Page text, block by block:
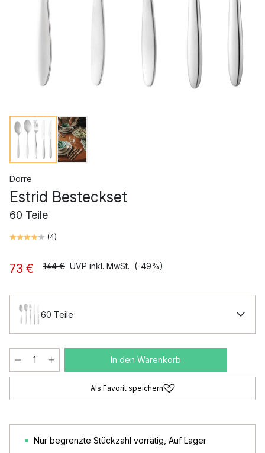
Dorre
Estrid Besteckset
60 Teile
(4)
73 € 144 € UVP inkl. MwSt. (-49%)
60 Teile
In den Warenkorb
Als Favorit speichern
Nur begrenzte Stückzahl vorrätig Auf Lager